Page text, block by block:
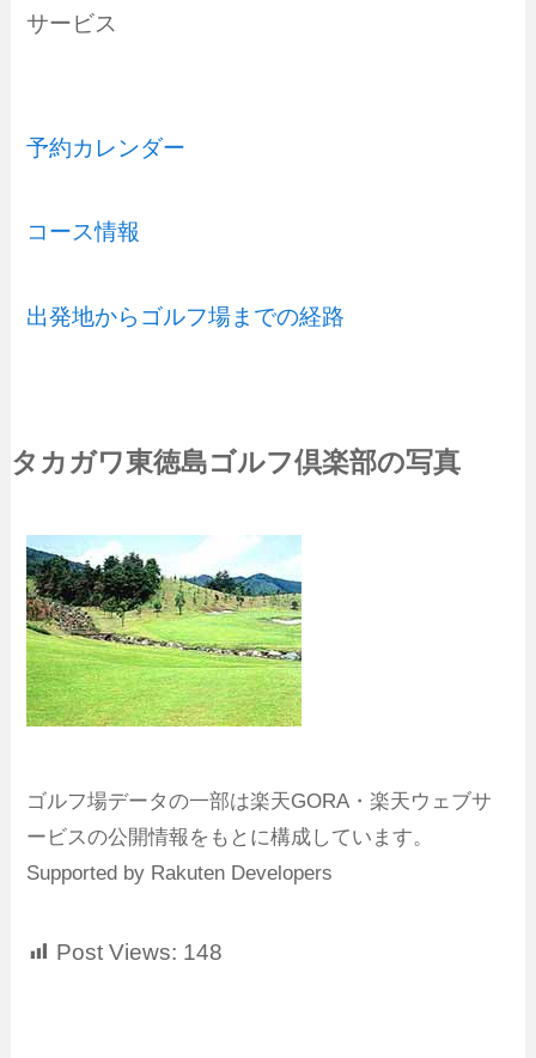
サービス
予約カレンダー
コース情報
出発地からゴルフ場までの経路
タカガワ東徳島ゴルフ倶楽部の写真
ゴルフ場データの一部は楽天GORA・楽天ウェブサ
ービスの公開情報をもとに構成しています。
Supported by Rakuten Developers
Post Views: 148